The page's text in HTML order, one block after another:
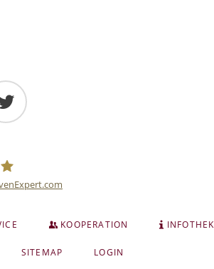
KOOPERATION INFOTHEK
SITEMAP LOGIN